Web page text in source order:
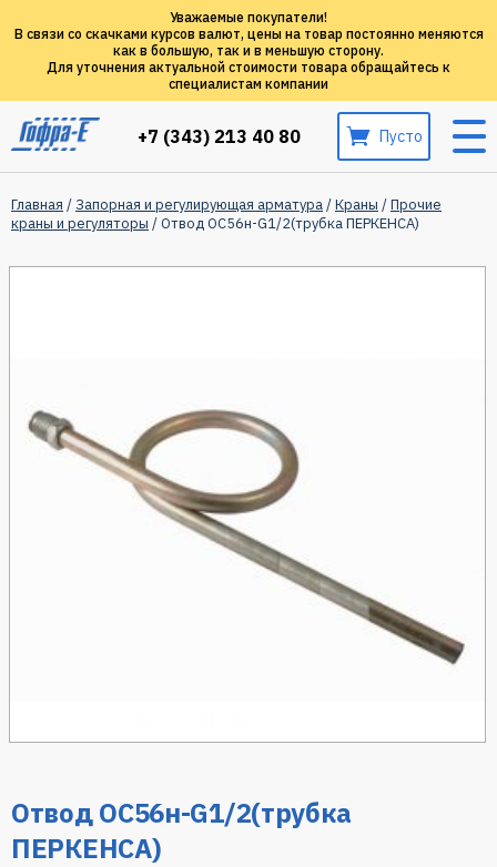
Уважаемые покупатели!
В связи со скачками курсов валют, цены на товар постоянно меняются
как в большую, так и в меньшую сторону.
Для уточнения актуальной стоимости товара обращайтесь к
специалистам компании
+7 (343) 213 40 80 Пусто
Главная /Запорная и регулирующая арматура/Краны /Прочие
краны и регуляторы / Отвод ОС56н-G1/2(трубка ПЕРКЕНСА)
Отвод ОС56н-G1/2(трубка
ПЕРКЕНСА)